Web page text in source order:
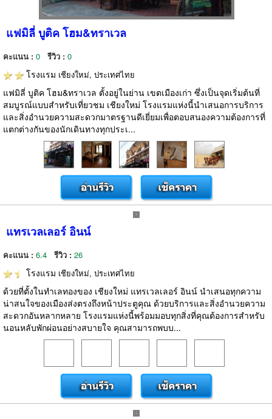
แฟมิลี่ บูติค โฮม&ทราเวล
คะแนน : 0 รีวิว : 0
โรงแรม เชียงใหม่, ประเทศไทย
แฟมิลี่ บูติค โฮม&ทราเวล ตั้งอยู่ในย่าน เขตเมืองเก่า ซึ่งเป็นจุดเริ่มต้นที่
สมบูรณ์แบบสำหรับเที่ยวชม เชียงใหม่ โรงแรมแห่งนี้นำเสนอการบริการ
และสิ่งอำนวยความสะดวกมาตรฐานดีเยี่ยมเพื่อตอบสนองความต้องการที่
แตกต่างกันของนักเดินทางทุกประเ...
แทรเวลเลอร์ อินน์
คะแนน : 6.4 รีวิว : 26
โรงแรม เชียงใหม่, ประเทศไทย
ด้วยที่ตั้งในทำเลทองของ เชียงใหม่ แทรเวลเลอร์ อินน์ นำเสนอทุกความ
น่าสนใจของเมืองส่งตรงถึงหน้าประตูคุณ ด้วยบริการและสิ่งอำนวยความ
สะดวกอันหลากหลาย โรงแรมแห่งนี้พร้อมมอบทุกสิ่งที่คุณต้องการสำหรับ
นอนหลับพักผ่อนอย่างสบายใจ คุณสามารถพบบ...